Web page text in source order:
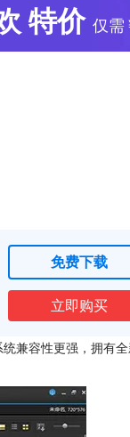
特价 仅需
免费下载
立即购买
兼容性更强，拥有